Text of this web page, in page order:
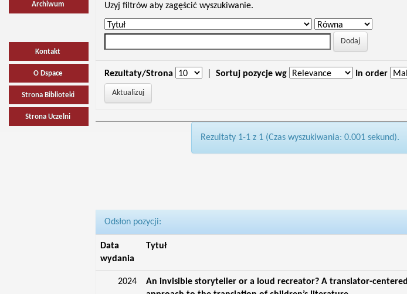
Archiwum
Kontakt
O Dspace
Strona Biblioteki
Strona Uczelni
Uzyj filtrów aby zagęścić wyszukiwanie.
Rezultaty/Strona Sortuj pozycje wg In order
Rezultaty 1-1 z 1 (Czas wyszukiwania: 0.001 sekund).
Odsłon pozycji:
Data
wydania
Tytuł
2024
An invisible storyteller or a loud recreator? A translator-centered